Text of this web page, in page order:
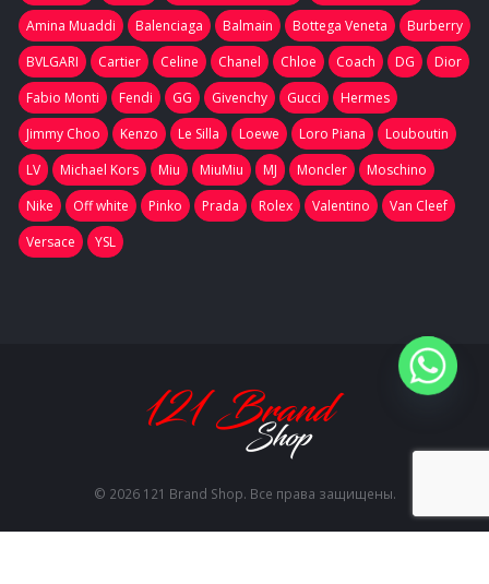
Amina Muaddi
Balenciaga Balmain Bottega Veneta
Burberry
BVLGARI
Cartier Celine Chanel Chloe Coach DG
Dior
Fabio Monti
Fendi GG Givenchy Gucci
Hermes
Jimmy Choo
Kenzo Le Silla Loewe Loro Piana
Louboutin
LV
Michael Kors Miu MiuMiu MJ Moncler
Moschino
Nike
Off white Pinko Prada Rolex Valentino
Van Cleef
Versace
YSL
© 2026 121 Brand Shop. Все права защищены.